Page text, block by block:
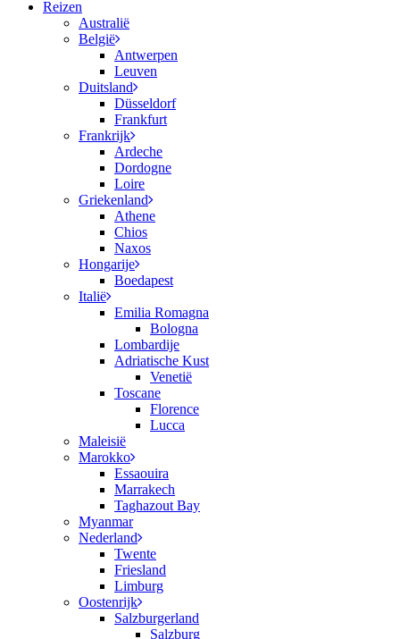
Reizen
Australië
België
Antwerpen
Leuven
Duitsland
Düsseldorf
Frankfurt
Frankrijk
Ardeche
Dordogne
Loire
Griekenland
Athene
Chios
Naxos
Hongarije
Boedapest
Italië
Emilia Romagna
Bologna
Lombardije
Adriatische Kust
Venetië
Toscane
Florence
Lucca
Maleisië
Marokko
Essaouira
Marrakech
Taghazout Bay
Myanmar
Nederland
Twente
Friesland
Limburg
Oostenrijk
Salzburgerland
Salzburg